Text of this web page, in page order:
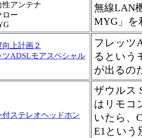
性アンテナ
ロー
無線LAN
MYG」を
上計画２
ツADSLモアスペシャル
フレッツ
るという
が出るの
付ステレオヘッドホン
ザウルス
はリモコ
いたら、
E1という